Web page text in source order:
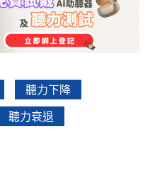
聽力下降
聽力衰退